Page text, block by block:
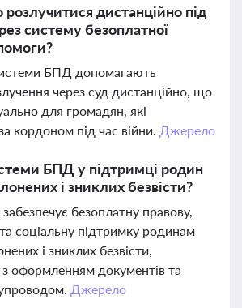
дистанційно під
систему безоплатної
БПД допомагають
через суд дистанційно, що
для громадян, які
кордоном під час війни. Джерело
БПД у підтримці родин
і зниклих безвісти?
безоплатну правову,
соціальну підтримку родинам
і зниклих безвісти,
оформленням документів та
Джерело